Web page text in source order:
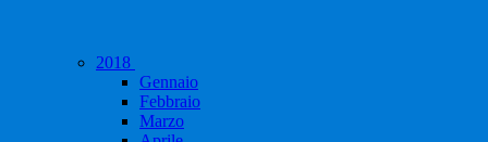
2018
Gennaio
Febbraio
Marzo